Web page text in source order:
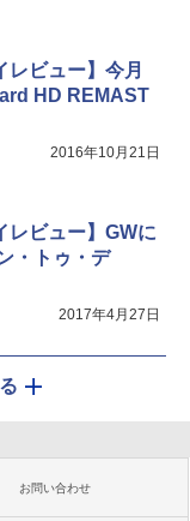
レビュー】今月
HD REMAST
2016年10月21日
レビュー】GWに
・トゥ・デ
2017年4月27日
お問い合わせ